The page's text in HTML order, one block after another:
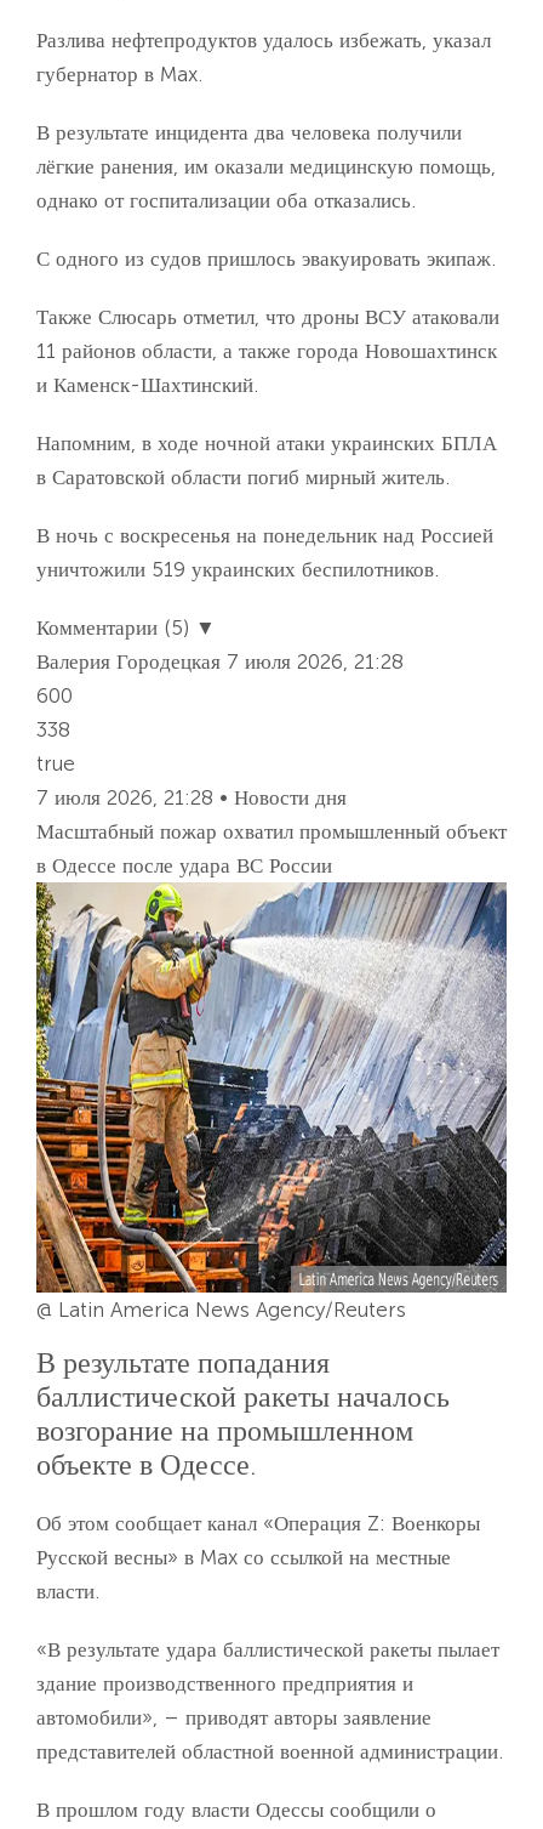
Разлива нефтепродуктов удалось избежать, указал
губернатор в Max.
В результате инцидента два человека получили
лёгкие ранения, им оказали медицинскую помощь,
однако от госпитализации оба отказались.
С одного из судов пришлось эвакуировать экипаж.
Также Слюсарь отметил, что дроны ВСУ атаковали
11 районов области, а также города Новошахтинск
и Каменск-Шахтинский.
Напомним, в ходе ночной атаки украинских БПЛА
в Саратовской области погиб мирный житель.
В ночь с воскресенья на понедельник над Россией
уничтожили 519 украинских беспилотников.
Комментарии (5) ▼
Валерия Городецкая 7 июля 2026, 21:28
600
338
true
7 июля 2026, 21:28 • Новости дня
Масштабный пожар охватил промышленный объект
в Одессе после удара ВС России
@ Latin America News Agency/Reuters
В результате попадания
баллистической ракеты началось
возгорание на промышленном
объекте в Одессе.
Об этом сообщает канал «Операция Z: Военкоры
Русской весны» в Max со ссылкой на местные
власти.
«В результате удара баллистической ракеты пылает
здание производственного предприятия и
автомобили», – приводят авторы заявление
представителей областной военной администрации.
В прошлом году власти Одессы сообщили о